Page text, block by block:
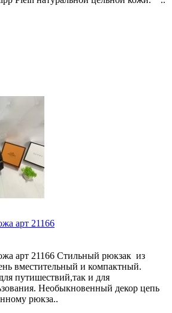
арт 21166
арт 21166 Стильный рюкзак из
вместительный и компактный.
путишествий,так и для
Необыкновенный декор цепь
рюкза..